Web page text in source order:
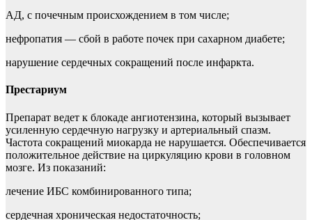
АД, с почечным происхождением в том числе;
нефропатия — сбой в работе почек при сахарном диабете;
нарушение сердечных сокращений после инфаркта.
Престариум
Препарат ведет к блокаде ангиотензина, который вызывает
усиленную сердечную нагрузку и артериальный спазм.
Частота сокращений миокарда не нарушается. Обеспечивается
положительное действие на циркуляцию крови в головном
мозге. Из показаний:
лечение ИБС комбинированного типа;
сердечная хроническая недостаточность;